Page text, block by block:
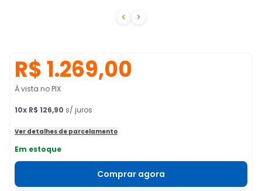
 
R$ 1.269,00
À vista no PIX
10x R$ 126,90 s/ juros
Ver detalhes de parcelamento
Em estoque
Comprar agora